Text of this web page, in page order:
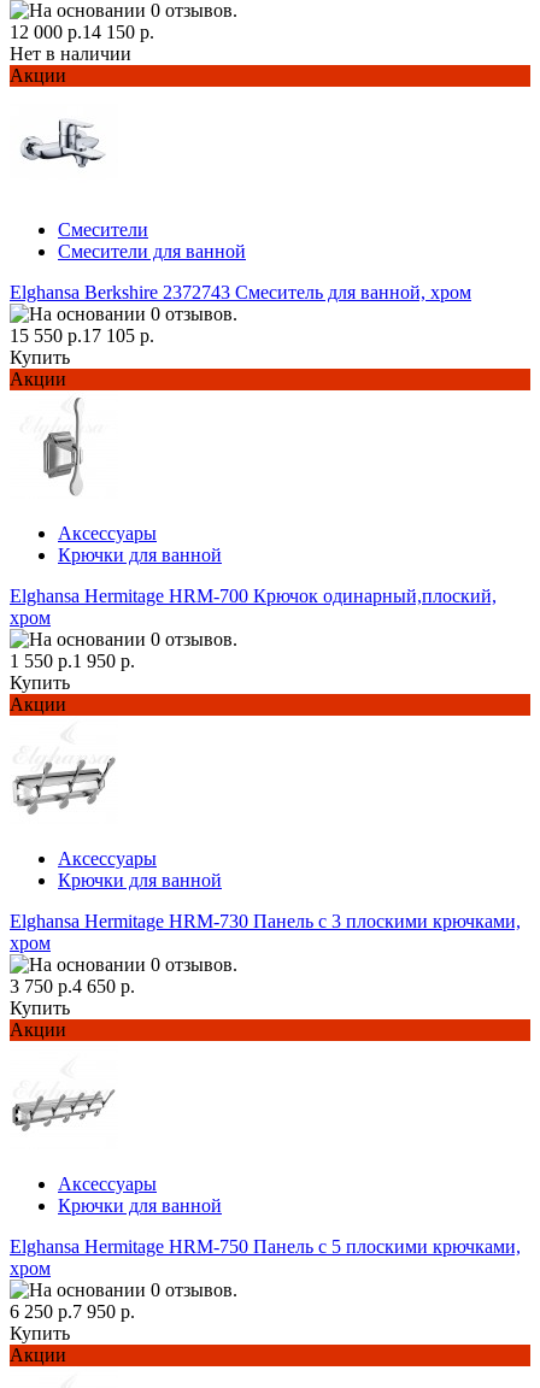
12 000 р.14 150 р.
Нет в наличии
Акции
Смесители
Смесители для ванной
Elghansa Berkshire 2372743 Смеситель для ванной, хром
15 550 р.17 105 р.
Купить
Акции
Аксессуары
Крючки для ванной
Elghansa Hermitage HRM-700 Крючок одинарный,плоский,
хром
1 550 р.1 950 р.
Купить
Акции
Аксессуары
Крючки для ванной
Elghansa Hermitage HRM-730 Панель с 3 плоскими крючками,
хром
3 750 р.4 650 р.
Купить
Акции
Аксессуары
Крючки для ванной
Elghansa Hermitage HRM-750 Панель с 5 плоскими крючками,
хром
6 250 р.7 950 р.
Купить
Акции